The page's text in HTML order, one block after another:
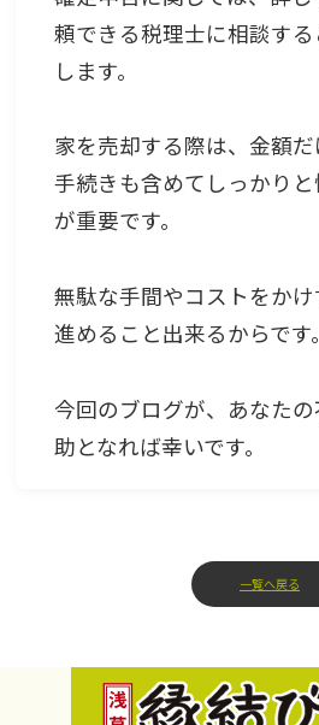
頼できる税理士に相談す
します。
家を売却する際は、金額
手続きも含めてしっかり
が重要です。
無駄な手間やコストをか
進めること出来るからです。
今回のブログが、あなた
助となれば幸いです。
一覧へ戻る